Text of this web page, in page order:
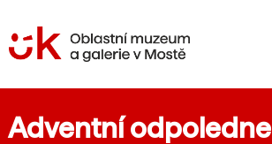
Adventní odpoledne